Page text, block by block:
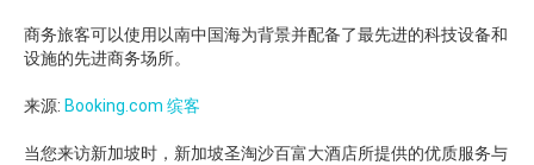
商务旅客可以使用以南中国海为背景并配备了最先进的科技设备和
设施的先进商务场所。
来源: Booking.com 缤客
当您来访新加坡时，新加坡圣淘沙百富大酒店所提供的优质服务与